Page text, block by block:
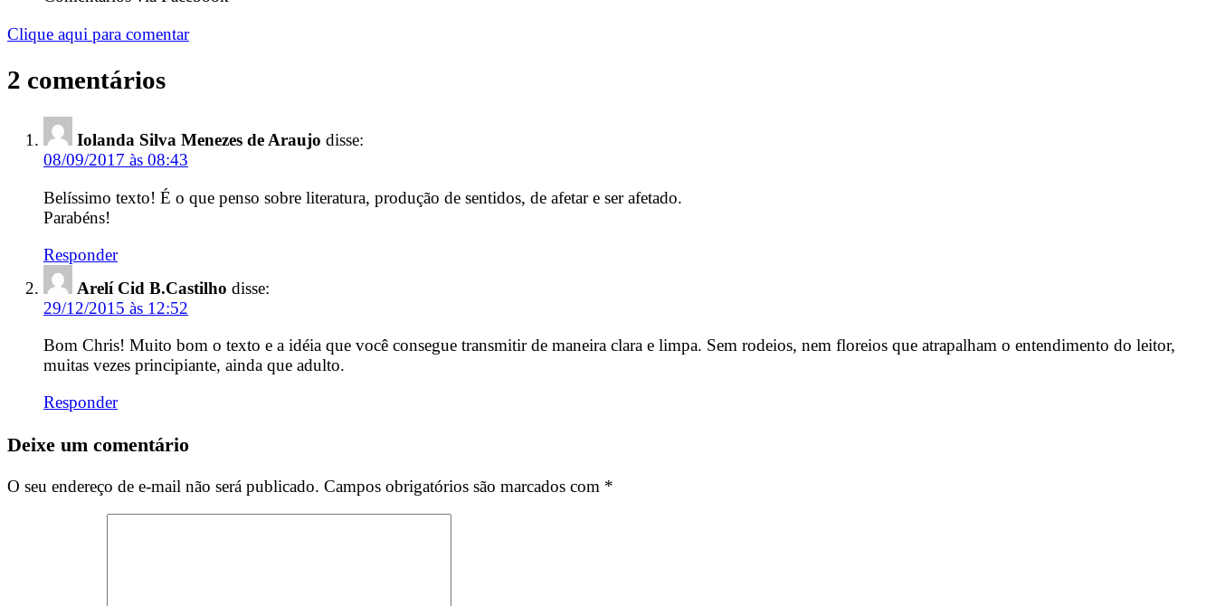
Clique aqui para comentar
2 comentários
Iolanda Silva Menezes de Araujo disse:
08/09/2017 às 08:43
Belíssimo texto! É o que penso sobre literatura, produção de sentidos, de afetar e ser afetado.
Parabéns!
Responder
Arelí Cid B.Castilho disse:
29/12/2015 às 12:52
Bom Chris! Muito bom o texto e a idéia que você consegue transmitir de maneira clara e limpa. Sem rodeios, nem floreios que atrapalham o entendimento do leitor,
muitas vezes principiante, ainda que adulto.
Responder
Deixe um comentário
O seu endereço de e-mail não será publicado. Campos obrigatórios são marcados com *